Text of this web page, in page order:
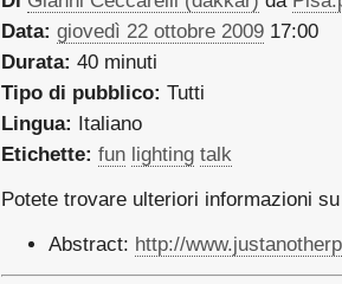
Data: giovedì 22 ottobre 2009 17:00
Durata: 40 minuti
Tipo di pubblico: Tutti
Lingua:
Italiano
Etichette: fun lighting talk
Potete trovare ulteriori informazioni
Abstract: http://